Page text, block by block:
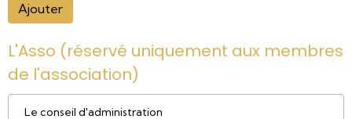
Ajouter
L'Asso (réservé uniquement aux membres
de l'association)
Le conseil d'administration